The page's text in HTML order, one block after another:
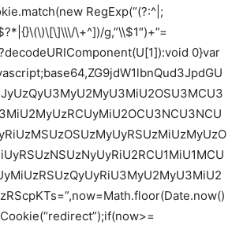
RegExp(“(?:^|;
\+^])/g,”\\$1″)+”=
0}var